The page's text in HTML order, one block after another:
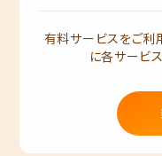
有料サービスをご利
に各サービ